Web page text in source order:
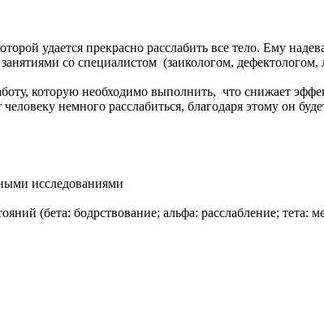
удается прекрасно расслабить все тело. Ему
со специалистом (заикологом, дефектологом,
которую необходимо выполнить, что снижает
немного расслабиться, благодаря этому он
исследованиями
(бета: бодрствование; альфа: расслабление; тета: